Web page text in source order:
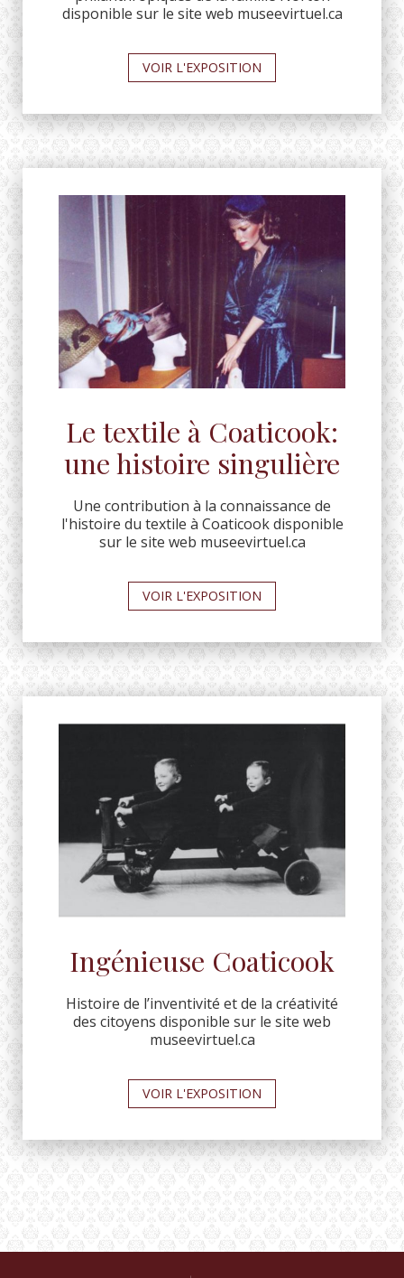
disponible sur le site web museevirtuel.ca
VOIR L'EXPOSITION
Le textile à Coaticook:
une histoire singulière
Une contribution à la connaissance de
l'histoire du textile à Coaticook disponible
sur le site web museevirtuel.ca
VOIR L'EXPOSITION
Ingénieuse Coaticook
Histoire de l’inventivité et de la créativité
des citoyens disponible sur le site web
museevirtuel.ca
VOIR L'EXPOSITION